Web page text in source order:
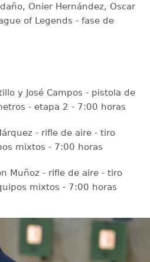
Onier Hernández, Oscar
of Legends - fase de
y José Campos - pistola de
- etapa 2 - 7:00 horas
- rifle de aire - tiro
mixtos - 7:00 horas
Muñoz - rifle de aire - tiro
mixtos - 7:00 horas